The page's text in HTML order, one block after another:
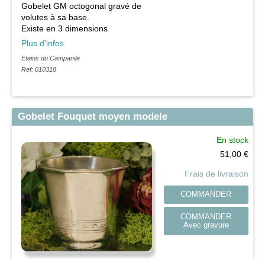
Gobelet GM octogonal gravé de
volutes à sa base.
Existe en 3 dimensions
Plus d'infos
Etains du Campanile
Ref: 010318
Gobelet Fouquet moyen modele
En stock
51,00 €
Frais de livraison
COMMANDER
COMMANDER
Avec gravure